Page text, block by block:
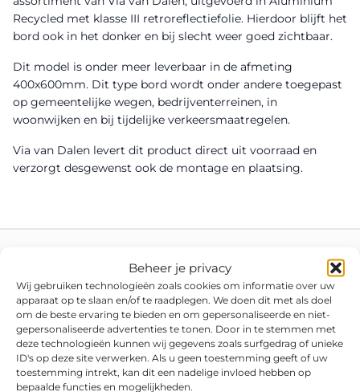
Beheer je privacy
Wij gebruiken technologieën zoals cookies om informatie over uw
apparaat op te slaan en/of te raadplegen. We doen dit met als doel
om de beste ervaring te bieden en om gepersonaliseerde en niet-
gepersonaliseerde advertenties te tonen. Door in te stemmen met
deze technologieën kunnen wij gegevens zoals surfgedrag of unieke
ID's op deze site verwerken. Als u geen toestemming geeft of uw
toestemming intrekt, kan dit een nadelige invloed hebben op
bepaalde functies en mogelijkheden.
Recycled met klasse III retroreflectiefolie. Hierdoor blijft het
bord ook in het donker en bij slecht weer goed zichtbaar.
Dit model is onder meer leverbaar in de afmeting
400x600mm. Dit type bord wordt onder andere toegepast
op gemeentelijke wegen, bedrijventerreinen, in
woonwijken en bij tijdelijke verkeersmaatregelen.
Via van Dalen levert dit product direct uit voorraad en
verzorgt desgewenst ook de montage en plaatsing.